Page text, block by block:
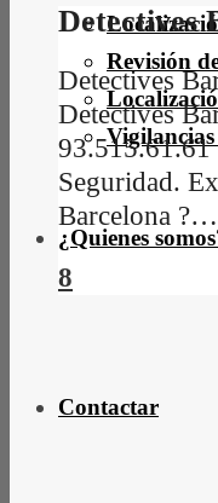
Revisión
¿Quienes
Contactar
Detectives
Detectives
Detectives
93.515.61.61
Seguridad.
Barcelona ?…
8